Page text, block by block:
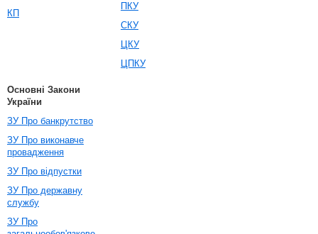
КП
ПКУ
СКУ
ЦКУ
ЦПКУ
Основні Закони
України
ЗУ Про банкрутство
ЗУ Про виконавче
провадження
ЗУ Про відпустки
ЗУ Про державну
службу
ЗУ Про